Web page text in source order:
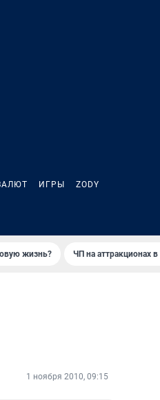
ИГРЫ ZODY
жизнь? ЧП на аттракционах
1 ноября 2010, 09:15